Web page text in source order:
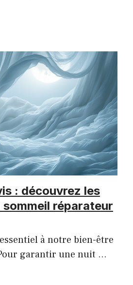
: découvrez les
sommeil réparateur
à notre bien-être
garantir une nuit …